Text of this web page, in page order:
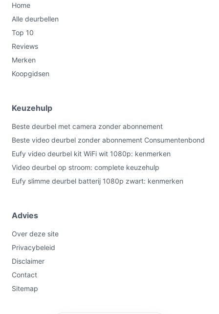
Home
Alle deurbellen
Top 10
Reviews
Merken
Koopgidsen
Keuzehulp
Beste deurbel met camera zonder abonnement
Beste video deurbel zonder abonnement Consumentenbond
Eufy video deurbel kit WiFi wit 1080p: kenmerken
Video deurbel op stroom: complete keuzehulp
Eufy slimme deurbel batterij 1080p zwart: kenmerken
Advies
Over deze site
Privacybeleid
Disclaimer
Contact
Sitemap